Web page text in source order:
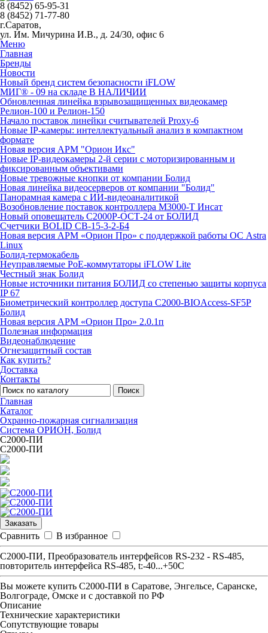
8 (8452) 65-95-31
8 (8452) 71-77-80
г.Саратов,
ул. Им. Мичурина И.В., д. 24/30, офис 6
Меню
Главная
Бренды
Новости
Новый бренд систем безопасности iFLOW
МИГ® - 09 на складе В НАЛИЧИИ
Обновленная линейка взрывозащищенных видеокамер
Релион-100 и Релион-150
Начало поставок линейки считывателей Proxy-6
Новые IP-камеры: интеллектуальный анализ в компактном
формате
Новая версия АРМ "Орион Икс"
Новые IP-видеокамеры 2-й серии с моторизированным и
фиксированным объективами
Новые тревожные кнопки от компании Болид
Новая линейка видеосерверов от компании "Болид"
Панорамная камера с ИИ-видеоаналитикой
Возобновление поставок контроллера М3000-Т Инсат
Новый оповещатель С2000Р-ОСТ-24 от БОЛИД
Счетчики BOLID СВ-15-3-2-Б4
Новая версия АРМ «Орион Про» с поддержкой работы ОС Astra
Linux
Болид-термокабель
Неуправляемые PoE-коммутаторы iFLOW Lite
Честный знак Болид
Новые источники питания БОЛИД со степенью защиты корпуса
IP 67
Биометрический контроллер доступа С2000-BIOAccess-SF5P
Болид
Новая версия АРМ «Орион Про» 2.0.1п
Полезная информация
Видеонаблюдение
Огнезащитный состав
Как купить?
Доставка
Контакты
Поиск
Главная
Каталог
Охранно-пожарная сигнализация
Система ОРИОН, Болид
С2000-ПИ
С2000-ПИ
Заказать
Сравнить
В избранное
С2000-ПИ, Преобразователь интерфейсов RS-232 - RS-485,
повторитель интерфейса RS-485, t:-40...+50С
Вы можете купить С2000-ПИ в Саратове, Энгельсе, Саранске,
Волгограде, Омске и с доставкой по РФ
Описание
Технические характеристики
Сопутствующие товары